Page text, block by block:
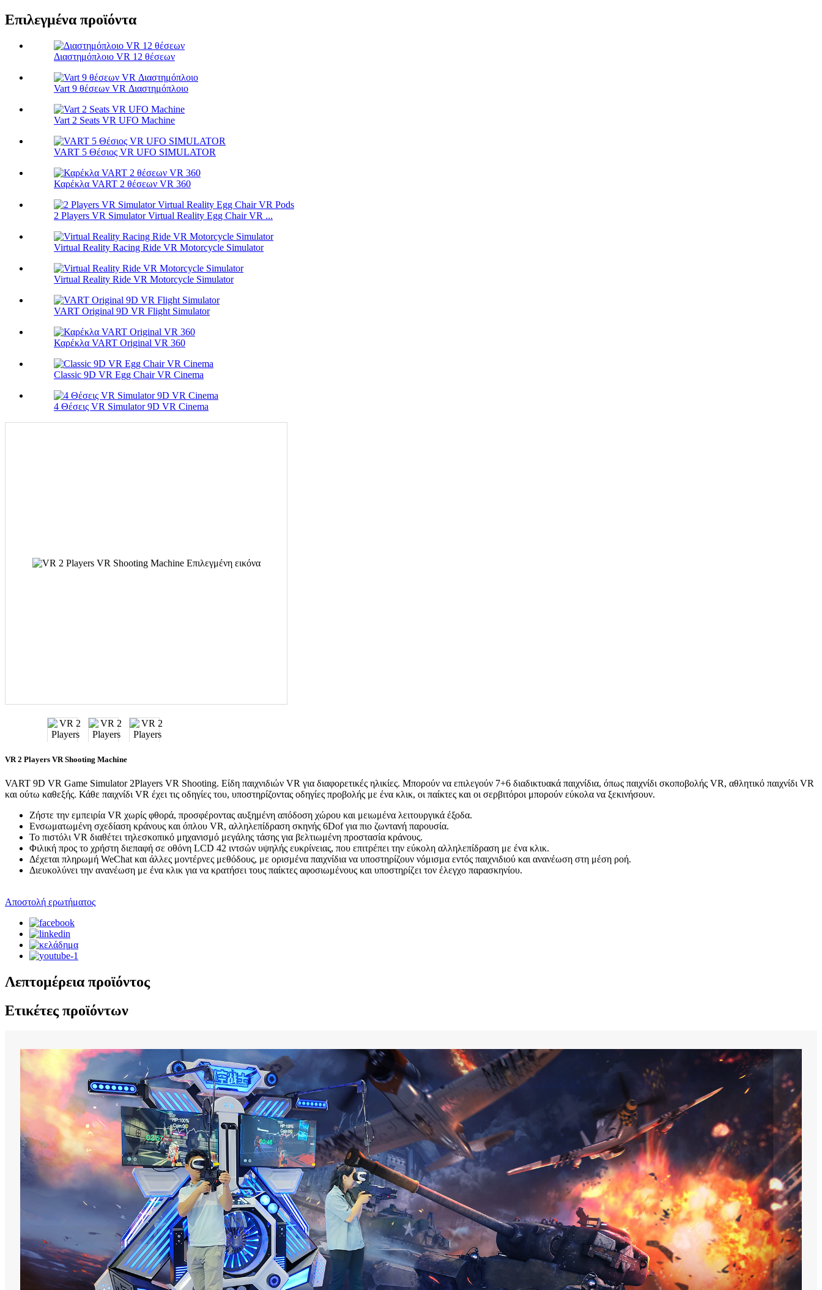
Επιλεγμένα προϊόντα
Διαστημόπλοιο VR 12 θέσεων
Vart 9 θέσεων VR Διαστημόπλοιο
Vart 2 Seats VR UFO Machine
VART 5 Θέσιος VR ​​UFO SIMULATOR
Καρέκλα VART 2 θέσεων VR 360
2 Players VR Simulator Virtual Reality Egg Chair VR ...
Virtual Reality Racing Ride VR Motorcycle Simulator
Virtual Reality Ride VR Motorcycle Simulator
VART Original 9D VR Flight Simulator
Καρέκλα VART Original VR 360
Classic 9D VR Egg Chair VR Cinema
4 Θέσεις VR Simulator 9D VR Cinema
VR 2 Players VR Shooting Machine
VART 9D VR Game Simulator 2Players VR Shooting. Είδη παιχνιδιών VR για διαφορετικές ηλικίες. Μπορούν να επιλεγούν 7+6 διαδικτυακά παιχνίδια, όπως παιχνίδι σκοποβολής VR, αθλητικό παιχνίδι VR
και ούτω καθεξής. Κάθε παιχνίδι VR έχει τις οδηγίες του, υποστηρίζοντας οδηγίες προβολής με ένα κλικ, οι παίκτες και οι σερβιτόροι μπορούν εύκολα να ξεκινήσουν.
Ζήστε την εμπειρία VR χωρίς φθορά, προσφέροντας αυξημένη απόδοση χώρου και μειωμένα λειτουργικά έξοδα.
Ενσωματωμένη σχεδίαση κράνους και όπλου VR, αλληλεπίδραση σκηνής 6Dof για πιο ζωντανή παρουσία.
Το πιστόλι VR διαθέτει τηλεσκοπικό μηχανισμό μεγάλης τάσης για βελτιωμένη προστασία κράνους.
Φιλική προς το χρήστη διεπαφή σε οθόνη LCD 42 ιντσών υψηλής ευκρίνειας, που επιτρέπει την εύκολη αλληλεπίδραση με ένα κλικ.
Δέχεται πληρωμή WeChat και άλλες μοντέρνες μεθόδους, με ορισμένα παιχνίδια να υποστηρίζουν νόμισμα εντός παιχνιδιού και ανανέωση στη μέση ροή.
Διευκολύνει την ανανέωση με ένα κλικ για να κρατήσει τους παίκτες αφοσιωμένους και υποστηρίζει τον έλεγχο παρασκηνίου.
Αποστολή ερωτήματος
Λεπτομέρεια προϊόντος
Ετικέτες προϊόντων